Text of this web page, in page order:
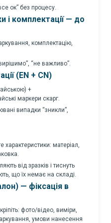
ок” без процесу.
і комплектації — до
комплектацію,
“не важливо”.
(EN + CN)
+
маркери скарг.
випадки “зникли”,
характеристики: матеріал,
від зразків і тиснуть
що їх немає на складі.
— фіксація в
фото/відео, виміри,
умови нанесення